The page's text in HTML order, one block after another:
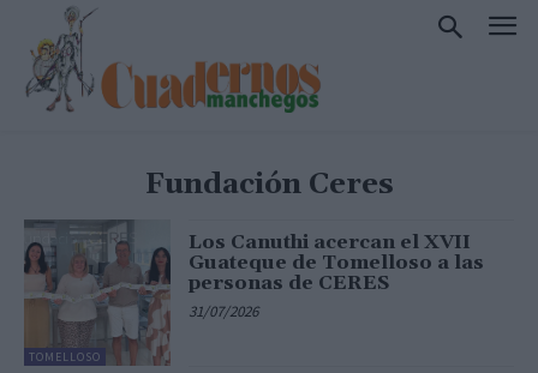
Fundación Ceres
TOMELLOSO
Los Canuthi acercan el XVII
Guateque de Tomelloso a las
personas de CERES
31/07/2026